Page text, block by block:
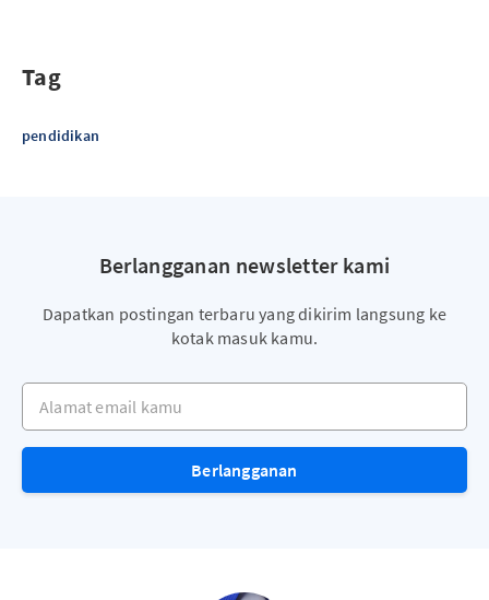
Tag
pendidikan
Berlangganan newsletter kami
Dapatkan postingan terbaru yang dikirim langsung ke
kotak masuk kamu.
Alamat email kamu
Berlangganan